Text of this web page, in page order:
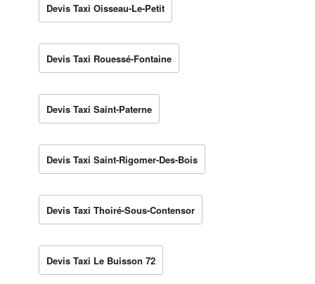
Devis Taxi Oisseau-Le-Petit
Devis Taxi Rouessé-Fontaine
Devis Taxi Saint-Paterne
Devis Taxi Saint-Rigomer-Des-Bois
Devis Taxi Thoiré-Sous-Contensor
Devis Taxi Le Buisson 72